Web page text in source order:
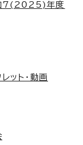
和7(2025)年度
ット・動画